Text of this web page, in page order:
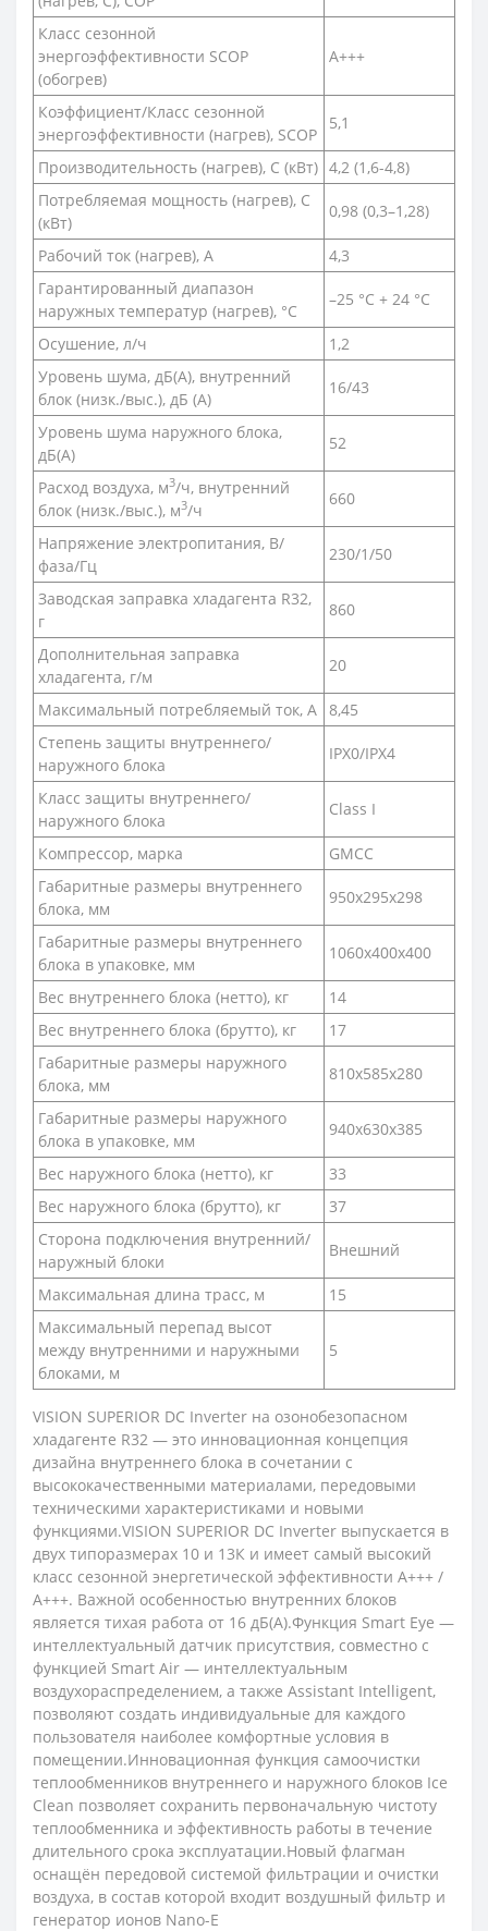
Класс сезонной
энергоэффективности SCOP
(обогрев)
A+++
Коэффициент/Класс сезонной
энергоэффективности (нагрев), SCOP
5,1
Производительность (нагрев), С (кВт) 4,2 (1,6-4,8)
Потребляемая мощность (нагрев), С
(кВт)
0,98 (0,3–1,28)
Рабочий ток (нагрев), А
4,3
Гарантированный диапазон
наружных температур (нагрев), °С
–25 °C + 24 °C
Осушение, л/ч
1,2
Уровень шума, дБ(A), внутренний
блок (низк./выс.), дБ (А)
16/43
Уровень шума наружного блока,
дБ(A)
52
Расход воздуха, м3/ч, внутренний
блок (низк./выс.), м3/ч
660
Напряжение электропитания, В/
фаза/Гц
230/1/50
Заводская заправка хладагента R32,
г
860
Дополнительная заправка
хладагента, г/м
20
Максимальный потребляемый ток, А 8,45
Степень защиты внутреннего/
наружного блока
IPX0/IPX4
Класс защиты внутреннего/
наружного блока
Class I
Компрессор, марка
GMCC
Габаритные размеры внутреннего
блока, мм
950x295x298
Габаритные размеры внутреннего
блока в упаковке, мм
1060x400x400
Вес внутреннего блока (нетто), кг
14
Вес внутреннего блока (брутто), кг
17
Габаритные размеры наружного
блока, мм
810x585x280
Габаритные размеры наружного
блока в упаковке, мм
940x630x385
Вес наружного блока (нетто), кг
33
Вес наружного блока (брутто), кг
37
Сторона подключения внутренний/
наружный блоки
Внешний
Максимальная длина трасс, м
15
Максимальный перепад высот
между внутренними и наружными
блоками, м
5
VISION SUPERIOR DC Inverter на озонобезопасном
хладагенте R32 — это инновационная концепция
дизайна внутреннего блока в сочетании с
высококачественными материалами, передовыми
техническими характеристиками и новыми
функциями.VISION SUPERIOR DC Inverter выпускается в
двух типоразмерах 10 и 13К и имеет самый высокий
класс сезонной энергетической эффективности A+++ /
A+++. Важной особенностью внутренних блоков
является тихая работа от 16 дБ(А).Функция Smart Eye —
интеллектуальный датчик присутствия, совместно с
функцией Smart Air — интеллектуальным
воздухораспределением, а также Assistant Intelligent,
позволяют создать индивидуальные для каждого
пользователя наиболее комфортные условия в
помещении.Инновационная функция самоочистки
теплообменников внутреннего и наружного блоков Ice
Clean позволяет сохранить первоначальную чистоту
теплообменника и эффективность работы в течение
длительного срока эксплуатации.Новый флагман
оснащён передовой системой фильтрации и очистки
воздуха, в состав которой входит воздушный фильтр и
генератор ионов Nano-E